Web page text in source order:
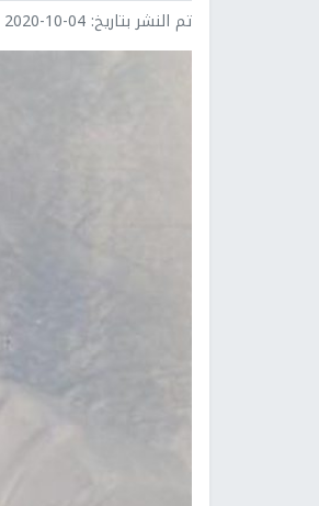
تم النشر بتاريخ: 2020-10-04 12:59